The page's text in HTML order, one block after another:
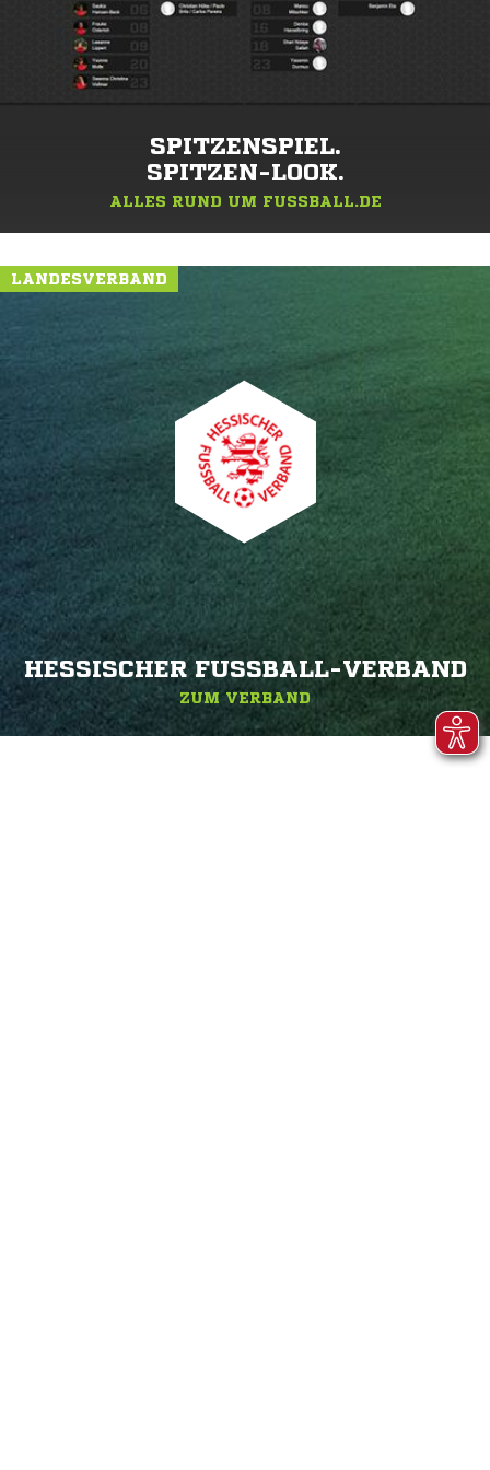
SPITZENSPIEL.
SPITZEN-LOOK.
ALLES RUND UM FUSSBALL.DE
LANDESVERBAND
HESSISCHER FUSSBALL-VERBAND
ZUM VERBAND